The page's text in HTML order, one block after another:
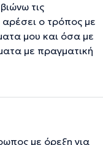
τις
ο τρόπος με
μου και όσα με
με πραγματική
με όρεξη για